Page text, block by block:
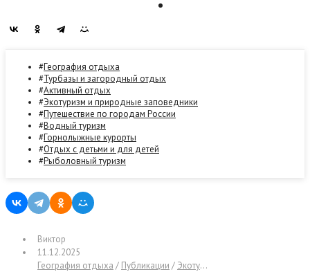
География отдыха
Турбазы и загородный отдых
Активный отдых
Экотуризм и природные заповедники
Путешествие по городам России
Водный туризм
Горнолыжные курорты
Отдых с детьми и для детей
Рыболовный туризм
Виктор
11.12.2025
География отдыха / Публикации / Экотуризм и природные заповедники